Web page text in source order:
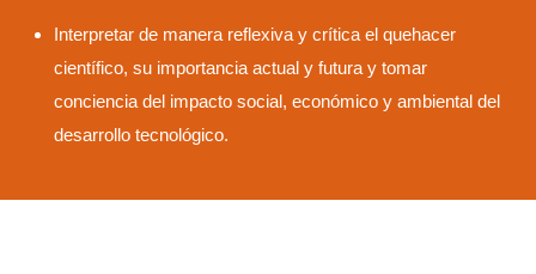
Interpretar de manera reflexiva y crítica el quehacer
científico, su importancia actual y futura y tomar
conciencia del impacto social, económico y ambiental del
desarrollo tecnológico.